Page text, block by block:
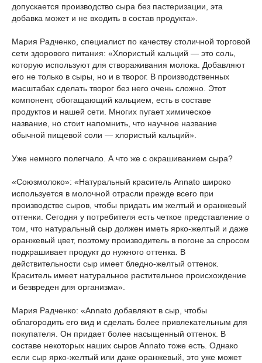
допускается производство сыра без пастеризации, эта
добавка может и не входить в состав продукта».
Мария Радченко, специалист по качеству столичной торговой
сети здорового питания: «Хлористый кальций — это соль,
которую используют для створаживания молока. Добавляют
его не только в сыры, но и в творог. В производственных
масштабах сделать творог без него очень сложно. Этот
компонент, обогащающий кальцием, есть в составе
продуктов и нашей сети. Многих пугает химическое
название, но стоит напомнить, что научное название
обычной пищевой соли — хлористый кальций».
Уже немного полегчало. А что же с окрашиванием сыра?
«Союзмолоко»: «Натуральный краситель Annato широко
используется в молочной отрасли прежде всего при
производстве сыров, чтобы придать им желтый и оранжевый
оттенки. Сегодня у потребителя есть четкое представление о
том, что натуральный сыр должен иметь ярко-желтый и даже
оранжевый цвет, поэтому производитель в погоне за спросом
подкрашивает продукт до нужного оттенка. В
действительности сыр имеет бледно-желтый оттенок.
Краситель имеет натуральное растительное происхождение
и безвреден для организма».
Мария Радченко: «Annato добавляют в сыр, чтобы
облагородить его вид и сделать более привлекательным для
покупателя. Он придает более насыщенный оттенок. В
составе некоторых наших сыров Annato тоже есть. Однако
если сыр ярко-желтый или даже оранжевый, это уже может